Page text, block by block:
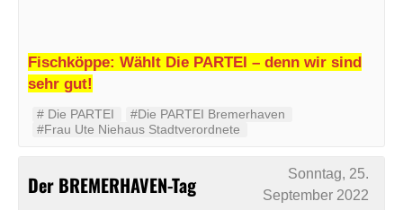
Fischköppe: Wählt Die PARTEI – denn wir sind
sehr gut!
#‬ ‪Die PARTEI‬
#Die PARTEI Bremerhaven
#Frau Ute Niehaus Stadtverordnete
Der BREMERHAVEN-Tag
Sonntag, 25.
September 2022